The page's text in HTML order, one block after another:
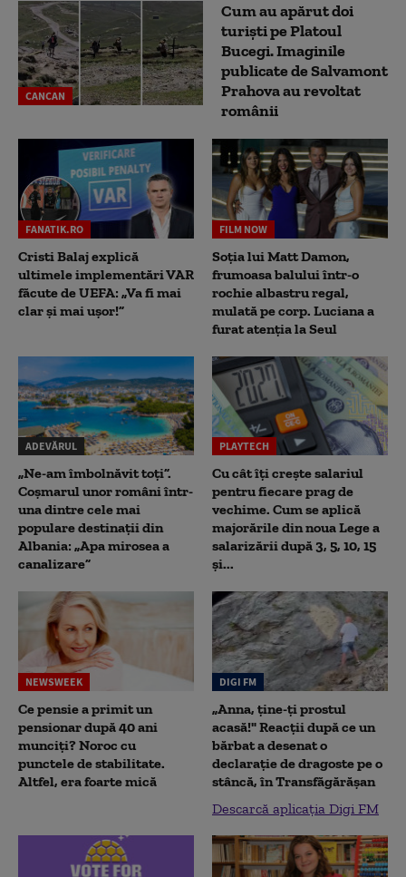
CANCAN
Cum au apărut doi
turiști pe Platoul
Bucegi. Imaginile
publicate de Salvamont
Prahova au revoltat
românii
FANATIK.RO
Cristi Balaj explică
ultimele implementări VAR
făcute de UEFA: „Va fi mai
clar și mai ușor!”
FILM NOW
Soția lui Matt Damon,
frumoasa balului într-o
rochie albastru regal,
mulată pe corp. Luciana a
furat atenția la Seul
ADEVĂRUL
„Ne-am îmbolnăvit toți”.
Coșmarul unor români într-
una dintre cele mai
populare destinații din
Albania: „Apa mirosea a
canalizare”
PLAYTECH
Cu cât îți crește salariul
pentru fiecare prag de
vechime. Cum se aplică
majorările din noua Lege a
salarizării după 3, 5, 10, 15
și...
NEWSWEEK
Ce pensie a primit un
pensionar după 40 ani
munciți? Noroc cu
punctele de stabilitate.
Altfel, era foarte mică
DIGI FM
„Anna, ţine-ţi prostul
acasă!" Reacţii după ce un
bărbat a desenat o
declaraţie de dragoste pe o
stâncă, în Transfăgărăşan
Descarcă aplicația Digi FM